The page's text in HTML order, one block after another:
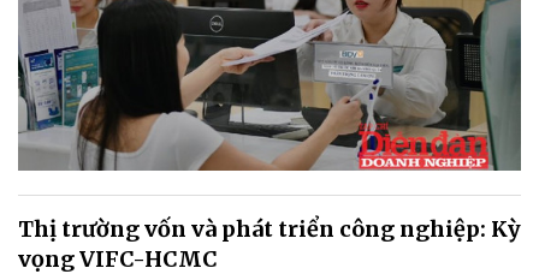
Thị trường vốn và phát triển công nghiệp: Kỳ
vọng VIFC-HCMC